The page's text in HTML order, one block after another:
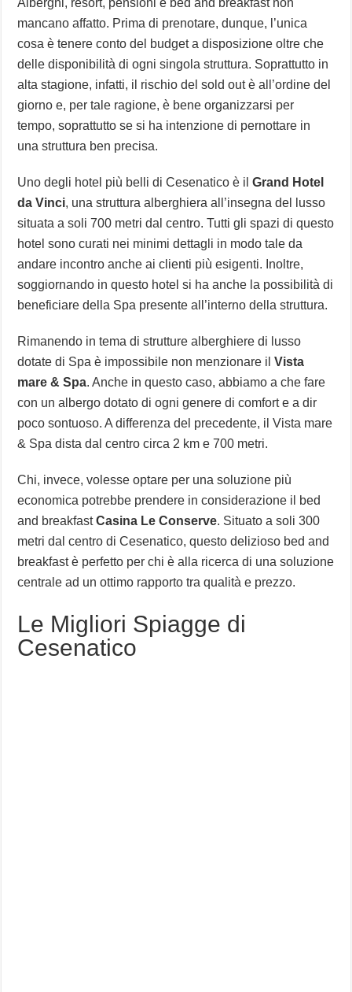
mancano affatto. Prima di prenotare, dunque, l’unica
cosa è tenere conto del budget a disposizione oltre che
delle disponibilità di ogni singola struttura. Soprattutto in
alta stagione, infatti, il rischio del sold out è all’ordine del
giorno e, per tale ragione, è bene organizzarsi per
tempo, soprattutto se si ha intenzione di pernottare in
una struttura ben precisa.
Uno degli hotel più belli di Cesenatico è ilGrand Hotel
da Vinci, una struttura alberghiera all’insegna del lusso
situata a soli 700 metri dal centro. Tutti gli spazi di questo
hotel sono curati nei minimi dettagli in modo tale da
andare incontro anche ai clienti più esigenti. Inoltre,
soggiornando in questo hotel si ha anche la possibilità di
beneficiare della Spa presente all’interno della struttura.
Rimanendo in tema di strutture alberghiere di lusso
dotate di Spa è impossibile non menzionare ilVista
mare & Spa. Anche in questo caso, abbiamo a che fare
con un albergo dotato di ogni genere di comfort e a dir
poco sontuoso. A differenza del precedente, il Vista mare
& Spa dista dal centro circa 2 km e 700 metri.
Chi, invece, volesse optare per una soluzione più
economica potrebbe prendere in considerazione il bed
and breakfastCasina Le Conserve. Situato a soli 300
metri dal centro di Cesenatico, questo delizioso bed and
breakfast è perfetto per chi è alla ricerca di una soluzione
centrale ad un ottimo rapporto tra qualità e prezzo.
Le Migliori Spiagge di
Cesenatico